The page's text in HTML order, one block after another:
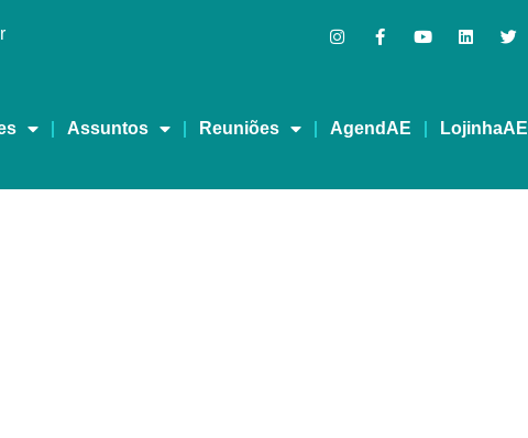
Assuntos Reuniões AgendAE LojinhaAE